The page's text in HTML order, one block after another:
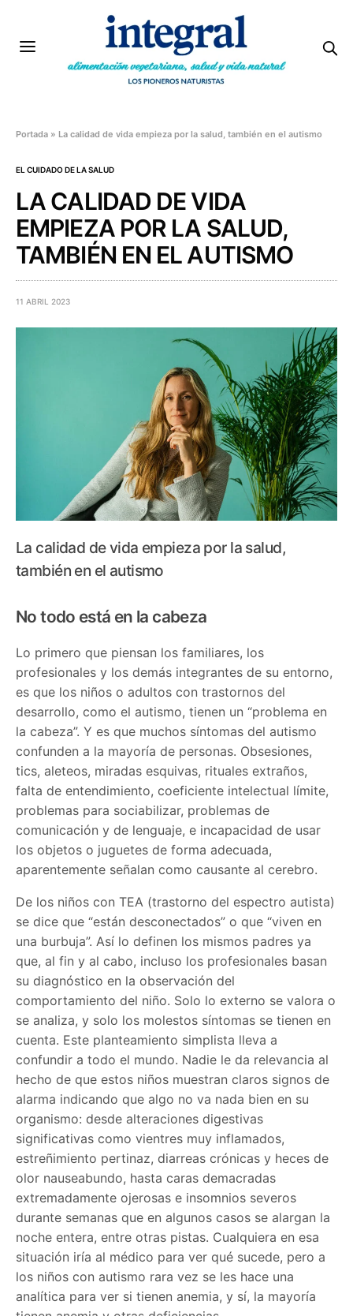
Portada » La calidad de vida empieza por la salud, también en el autismo
EL CUIDADO DE LA SALUD
LA CALIDAD DE VIDA
EMPIEZA POR LA SALUD,
TAMBIÉN EN EL AUTISMO
11 ABRIL 2023
La calidad de vida empieza por la salud,
también en el autismo
No todo está en la cabeza
Lo primero que piensan los familiares, los
profesionales y los demás integrantes de su entorno,
es que los niños o adultos con trastornos del
desarrollo, como el autismo, tienen un “problema en
la cabeza”. Y es que muchos síntomas del autismo
confunden a la mayoría de personas. Obsesiones,
tics, aleteos, miradas esquivas, rituales extraños,
falta de entendimiento, coeficiente intelectual límite,
problemas para sociabilizar, problemas de
comunicación y de lenguaje, e incapacidad de usar
los objetos o juguetes de forma adecuada,
aparentemente señalan como causante al cerebro.
De los niños con TEA (trastorno del espectro autista)
se dice que “están desconectados” o que “viven en
una burbuja”. Así lo definen los mismos padres ya
que, al fin y al cabo, incluso los profesionales basan
su diagnóstico en la observación del
comportamiento del niño. Solo lo externo se valora o
se analiza, y solo los molestos síntomas se tienen en
cuenta. Este planteamiento simplista lleva a
confundir a todo el mundo. Nadie le da relevancia al
hecho de que estos niños muestran claros signos de
alarma indicando que algo no va nada bien en su
organismo: desde alteraciones digestivas
significativas como vientres muy inflamados,
estreñimiento pertinaz, diarreas crónicas y heces de
olor nauseabundo, hasta caras demacradas
extremadamente ojerosas e insomnios severos
durante semanas que en algunos casos se alargan la
noche entera, entre otras pistas. Cualquiera en esa
situación iría al médico para ver qué sucede, pero a
los niños con autismo rara vez se les hace una
analítica para ver si tienen anemia, y sí, la mayoría